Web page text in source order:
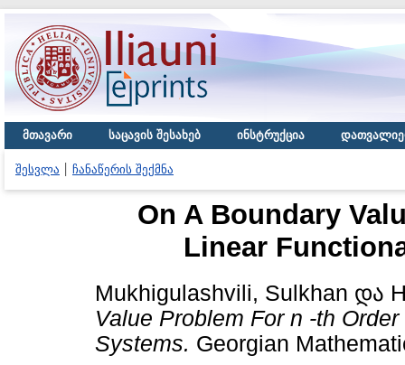
მთავარი საცავის შესახებ ინსტრუქცია
შესვლა ჩანაწერის შექმნა
On A Boundary
Linear
Mukhigulashvili, Sulkhan და
Value Problem For n -th
Systems. Georgian